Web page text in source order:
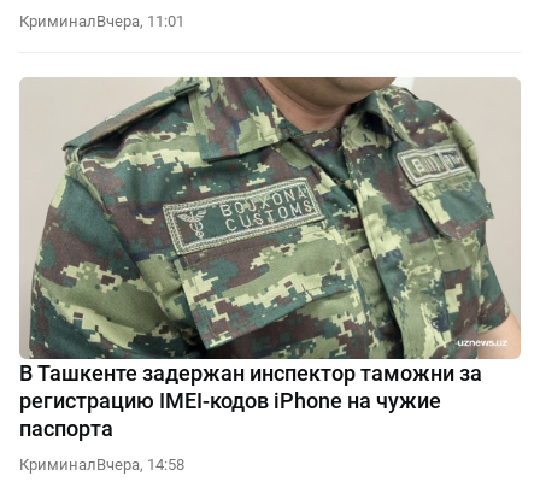
КриминалВчера, 11:01
В Ташкенте задержан инспектор таможни за
регистрацию IMEI-кодов iPhone на чужие
паспорта
КриминалВчера, 14:58